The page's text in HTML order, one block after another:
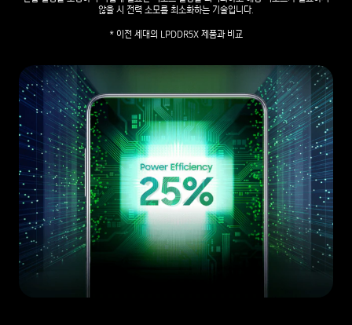
않을 시 전력 소모를 최소화하는 기술입니다.
* 이전 세대의 LPDDR5X 제품과 비교